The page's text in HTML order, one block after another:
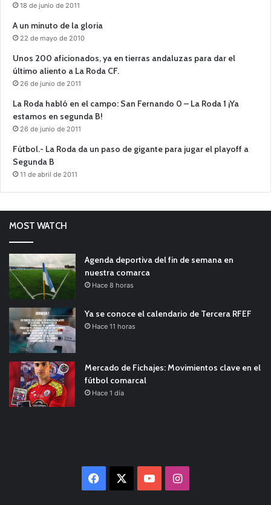
18 de junio de 2011
A un minuto de la gloria
22 de mayo de 2010
Unos 200 aficionados, ya en tierras andaluzas para dar el
último aliento a La Roda CF.
26 de junio de 2011
La Roda habló en el campo: San Fernando 0 – La Roda 1 ¡Ya
estamos en segunda B!
26 de junio de 2011
Fútbol.- La Roda da un paso de gigante para jugar el playoff a
Segunda B
11 de abril de 2011
MOST WATCH
Agenda deportiva del fin de semana en
nuestra comarca
Hace 8 horas
Ya se conoce el calendario de Tercera RFEF
Hace 11 horas
Mercado de Fichajes: Movimientos clave en el
fútbol comarcal
Hace 1 día
Facebook YouTubeInstagram